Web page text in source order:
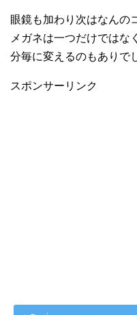
眼鏡も加わり次はなんの
メガネは一つだけではな
分毎に変えるのもありで